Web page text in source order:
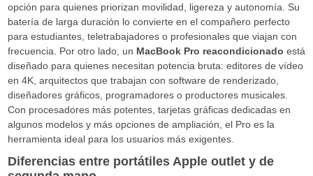
opción para quienes priorizan movilidad, ligereza y autonomía. Su
batería de larga duración lo convierte en el compañero perfecto
para estudiantes, teletrabajadores o profesionales que viajan con
frecuencia. Por otro lado, un MacBook Pro reacondicionado está
diseñado para quienes necesitan potencia bruta: editores de vídeo
en 4K, arquitectos que trabajan con software de renderizado,
diseñadores gráficos, programadores o productores musicales.
Con procesadores más potentes, tarjetas gráficas dedicadas en
algunos modelos y más opciones de ampliación, el Pro es la
herramienta ideal para los usuarios más exigentes.
Diferencias entre portátiles Apple outlet y de